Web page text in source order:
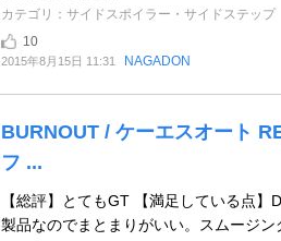
カテゴリ：サイドスポイラー・サイドステップ
10
2015年8月15日 11:31 NAGADON
BURNOUT / ケーエスオート
フ ...
【総評】とてもGT 【満足している点
製品なのでまとまりがいい。スムージン